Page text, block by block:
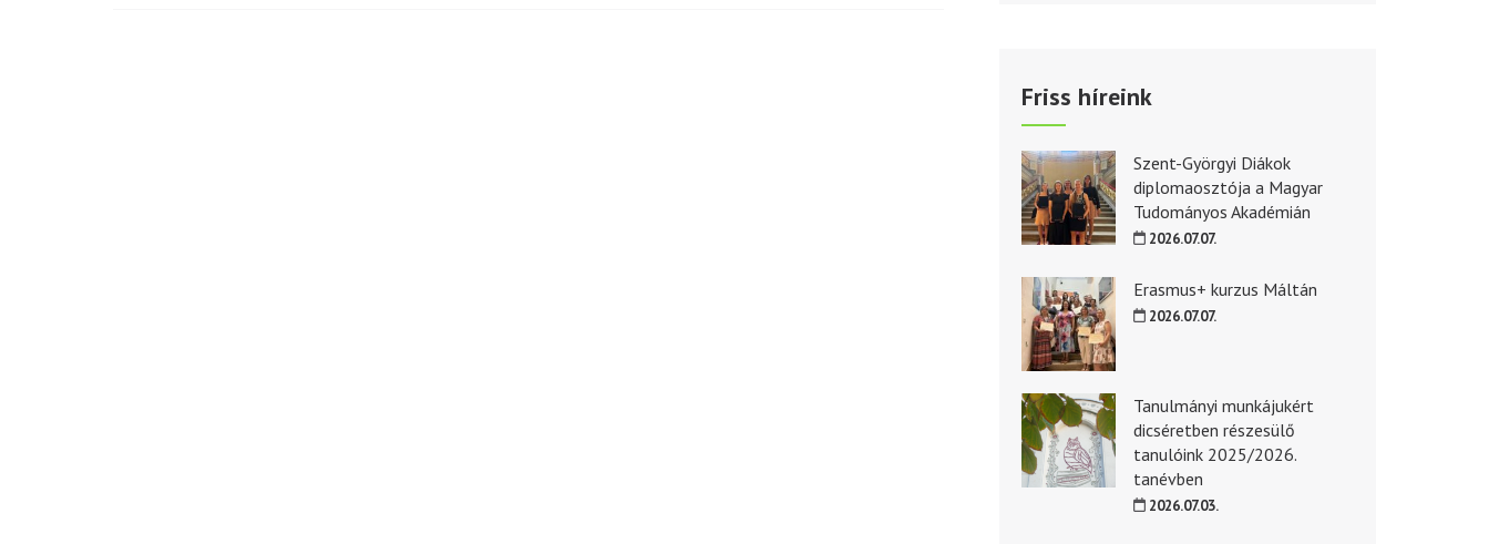
Friss híreink
Szent-Györgyi Diákok
diplomaosztója a Magyar
Tudományos Akadémián
2026.07.07.
Erasmus+ kurzus Máltán
2026.07.07.
Tanulmányi munkájukért
dicséretben részesülő
tanulóink 2025/2026.
tanévben
2026.07.03.